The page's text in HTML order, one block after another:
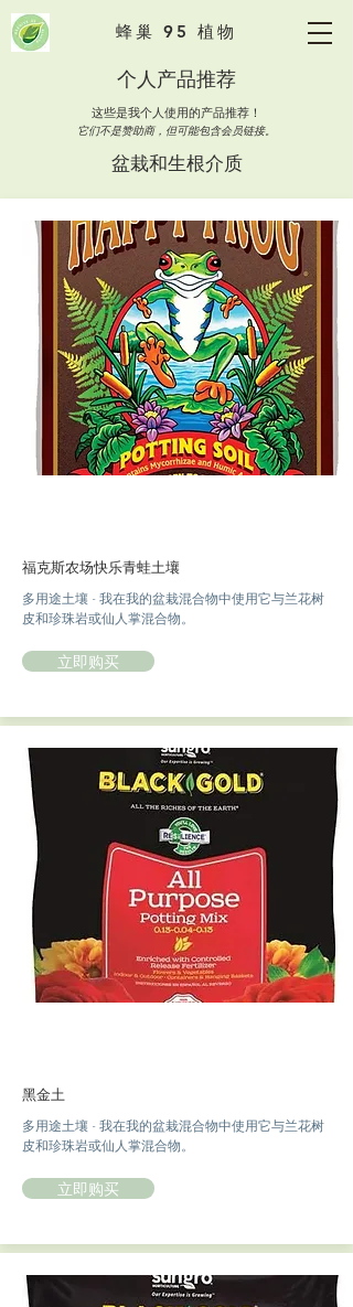
蜂巢 95 植物
个人产品推荐
这些是我个人使用的产品推荐！
它们不是赞助商，但可能包含会员链接。
盆栽和生根介质
福克斯农场快乐青蛙土壤
多用途土壤 - 我在我的盆栽混合物中使用它与兰花树
皮和珍珠岩或仙人掌混合物。
立即购买
黑金土
多用途土壤 - 我在我的盆栽混合物中使用它与兰花树
皮和珍珠岩或仙人掌混合物。
立即购买